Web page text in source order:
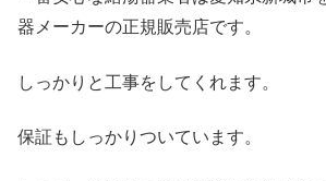
器メーカーの正規販売店です。
しっかりと工事をしてくれます。
保証もしっかりついています。